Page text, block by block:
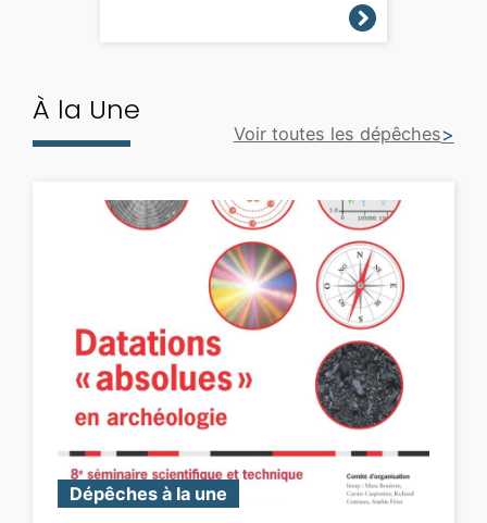
À la Une
Voir toutes les dépêches
Dépêches à la une